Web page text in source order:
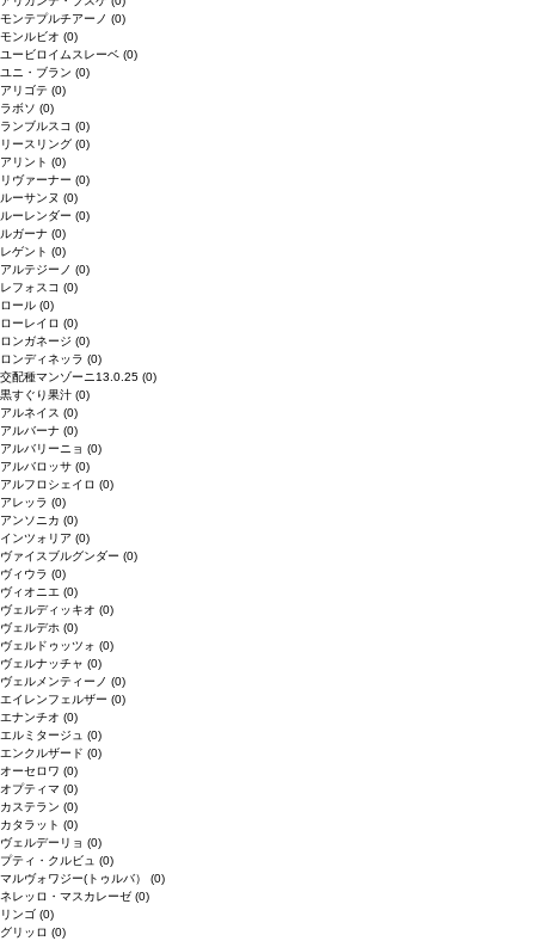
モンテプルチアーノ (0)
モンルビオ (0)
ユービロイムスレーベ (0)
ユニ・ブラン (0)
アリゴテ (0)
ラボソ (0)
ランブルスコ (0)
リースリング (0)
アリント (0)
リヴァーナー (0)
ルーサンヌ (0)
ルーレンダー (0)
ルガーナ (0)
レゲント (0)
アルテジーノ (0)
レフォスコ (0)
ロール (0)
ローレイロ (0)
ロンガネージ (0)
ロンディネッラ (0)
交配種マンゾーニ13.0.25 (0)
黒すぐり果汁 (0)
アルネイス (0)
アルバーナ (0)
アルバリーニョ (0)
アルバロッサ (0)
アルフロシェイロ (0)
アレッラ (0)
アンソニカ (0)
インツォリア (0)
ヴァイスブルグンダー (0)
ヴィウラ (0)
ヴィオニエ (0)
ヴェルディッキオ (0)
ヴェルデホ (0)
ヴェルドゥッツォ (0)
ヴェルナッチャ (0)
ヴェルメンティーノ (0)
エイレンフェルザー (0)
エナンチオ (0)
エルミタージュ (0)
エンクルザード (0)
オーセロワ (0)
オプティマ (0)
カステラン (0)
カタラット (0)
ヴェルデーリョ (0)
プティ・クルビュ (0)
マルヴォワジー(トゥルバ） (0)
ネレッロ・マスカレーゼ (0)
リンゴ (0)
グリッロ (0)